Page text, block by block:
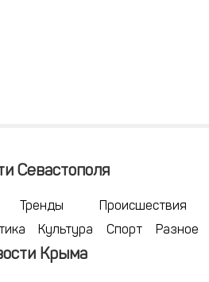
Севастополя
Тренды
Происшествия
Культура Спорт Разное
Крыма